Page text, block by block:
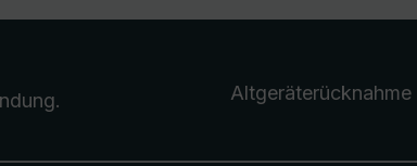
. Altgeräterücknahme